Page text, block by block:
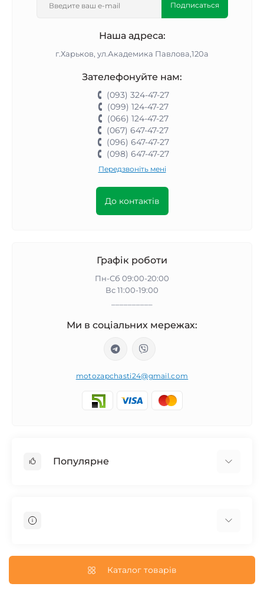
Подписаться
Наша адреса:
г.Харьков, ул.Академика Павлова,120а
Зателефонуйте нам:
(093) 324-47-27
(099) 124-47-27
(066) 124-47-27
(067) 647-47-27
(096) 647-47-27
(098) 647-47-27
Передзвоніть мені
До контактів
Графік роботи
Пн-Сб 09:00-20:00
Вс 11:00-19:00
Ми в соціальних мережах:
motozapchasti24@gmail.com
Популярне
Запчасти на мотоцикл Ява
Запчасти на мотоцикл Восход
Запчасти на Дельту / Delta
Доставка и Оплата
Пользовательское соглашение
Каталог товарів